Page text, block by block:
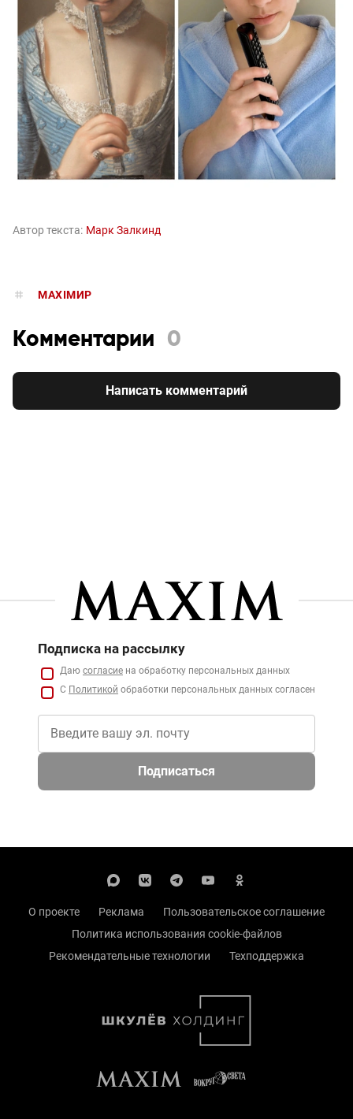
Автор текста: Марк Залкинд
MAXIMИР
Комментарии 0
Написать комментарий
Подписка на рассылку
Даю согласие на обработку персональных данных
С Политикой обработки персональных данных согласен
Подписаться
О проекте Реклама
Пользовательское соглашение
Политика использования cookie-файлов
Рекомендательные технологии
Техподдержка